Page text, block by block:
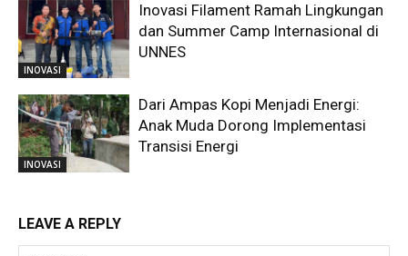
INOVASI
Inovasi Filament Ramah Lingkungan
dan Summer Camp Internasional di
UNNES
INOVASI
Dari Ampas Kopi Menjadi Energi:
Anak Muda Dorong Implementasi
Transisi Energi
LEAVE A REPLY